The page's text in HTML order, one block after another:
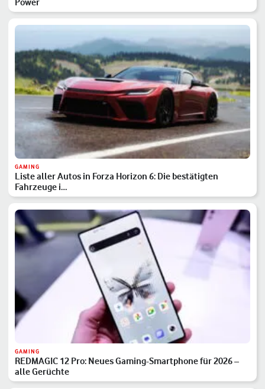
Power
GAMING
Liste aller Autos in Forza Horizon 6: Die bestätigten
Fahrzeuge i…
GAMING
REDMAGIC 12 Pro: Neues Gaming-Smartphone für 2026 –
alle Gerüchte